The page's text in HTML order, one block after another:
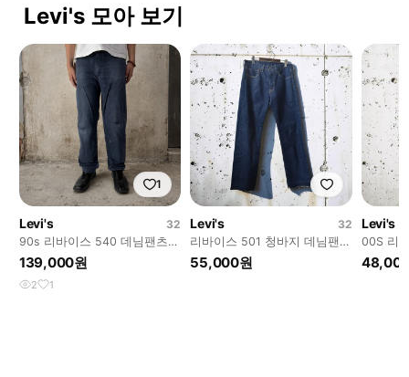
Levi's 모아 보기
1
Levi's
32
90s 리바이스 540 데님팬츠
no9
139,000원
2 1
Levi's
32
리바이스 501 청바지 데님팬츠
M0914
55,000원
Levi's
00S 리
M0911